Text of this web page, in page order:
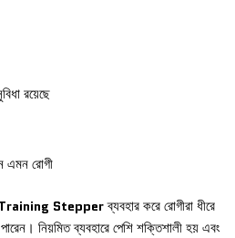
রয়েছে
এমন রোগী
Stepperব্যবহার করে রোগীরা ধীরে
নিয়মিত ব্যবহারে পেশি শক্তিশালী হয় এবং